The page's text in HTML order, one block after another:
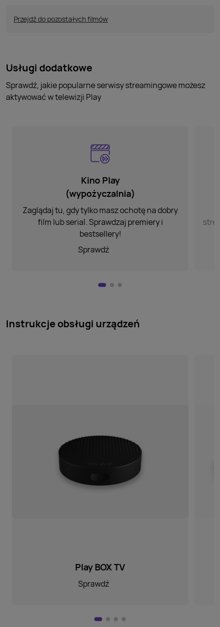
Przejdź do pozostałych filmów
Usługi dodatkowe
Sprawdź, jakie popularne serwisy streamingowe możesz
aktywować w telewizji Play
Kino Play
(wypożyczalnia)
Zaglądaj tu, gdy tylko maszochotę na dobry
film lubserial. Sprawdzaj premieryi
bestsellery!
Sprawdź
Instrukcje obsługi urządzeń
Play BOX TV
Sprawdź